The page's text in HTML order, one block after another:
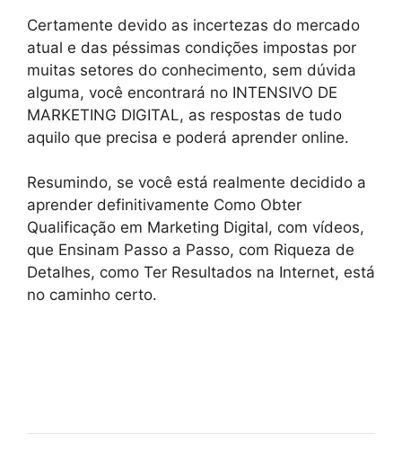
Certamente devido as incertezas do mercado
atual e das péssimas condições impostas por
muitas setores do conhecimento, sem dúvida
alguma, você encontrará no INTENSIVO DE
MARKETING DIGITAL, as respostas de tudo
aquilo que precisa e poderá aprender online.
Resumindo, se você está realmente decidido a
aprender definitivamente Como Obter
Qualificação em Marketing Digital, com vídeos,
que Ensinam Passo a Passo, com Riqueza de
Detalhes, como Ter Resultados na Internet, está
no caminho certo.